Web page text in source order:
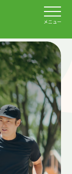
メニュー